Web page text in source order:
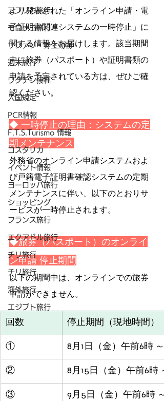
アフリカ旅行
モロッコ旅行
サファリ・野生動物
週末旅行
ワクチン接種
入国規定
PCR情報
F.T.S.Turismo 情報
コスタリカ
イベント情報
ヨーロッパ旅行
ショッピング
フランス旅行
エクアドル旅行
チリ旅行
チリ旅行
海外旅行
エジプト旅行
より発表された「オンライン申請・電
子証明書関連システムの一時停止」に
関する情報をお届けします。該当期間
中に旅券（パスポート）や証明書類の
申請を予定されている方は、ぜひご確
認ください。
◆ 一時停止の理由：システムの定
期メンテナンス
外務省のオンライン申請システムおよ
び戸籍電子証明書確認システムの定期
メンテナンスに伴い、以下のとおりサ
ービスが一時停止されます。
◆旅券（パスポート）のオンライ
ン申請 停止期間
以下の期間中は、オンラインでの旅券
申請ができません。
回数 停止期間（現地時間）
① 8月1日（金）午前6時
② 8月15日（金）午前6時
③ 9月5日（金）午前6時